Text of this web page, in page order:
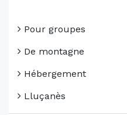
Pour groupes
De montagne
Hébergement
Lluçanès